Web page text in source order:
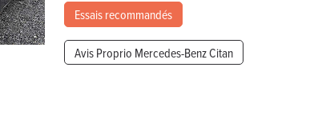
Essais recommandés
Avis Proprio Mercedes-Benz Citan